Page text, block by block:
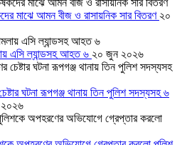
মাঝে আমন বীজ ও রাসায়নিক সার বিতরণ ২০
এসি ল্যান্ডসহ আহত ৬ ২০ জুন ২০২৬
ঘটনা রূপগঞ্জ থানায় তিন পুলিশ সদস্যসহ ৬